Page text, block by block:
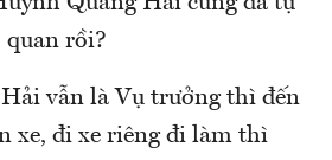
quan rồi?
vẫn là Vụ trưởng thì đến
xe, đi xe riêng đi làm thì